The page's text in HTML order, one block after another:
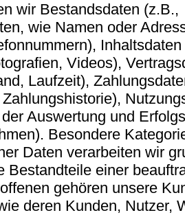
wir Bestandsdaten (z.B.,
wie Namen oder
Videos),
Laufzeit),
Auswertung und
Besondere
Daten verarbeiten wir
Bestandteile einer
gehören unsere
deren Kunden, Nutzer,